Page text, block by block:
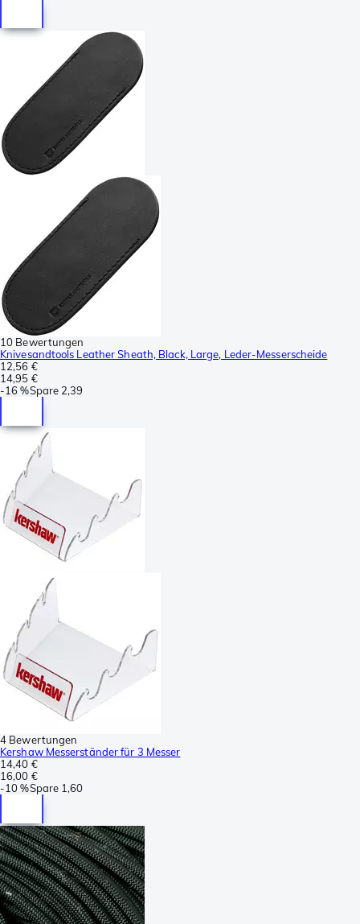
10 Bewertungen
Knivesandtools Leather Sheath, Black, Large, Leder-Messerscheide
12,56 €
14,95 €
-16 %Spare 2,39
4 Bewertungen
Kershaw Messerständer für 3 Messer
14,40 €
16,00 €
-10 %Spare 1,60